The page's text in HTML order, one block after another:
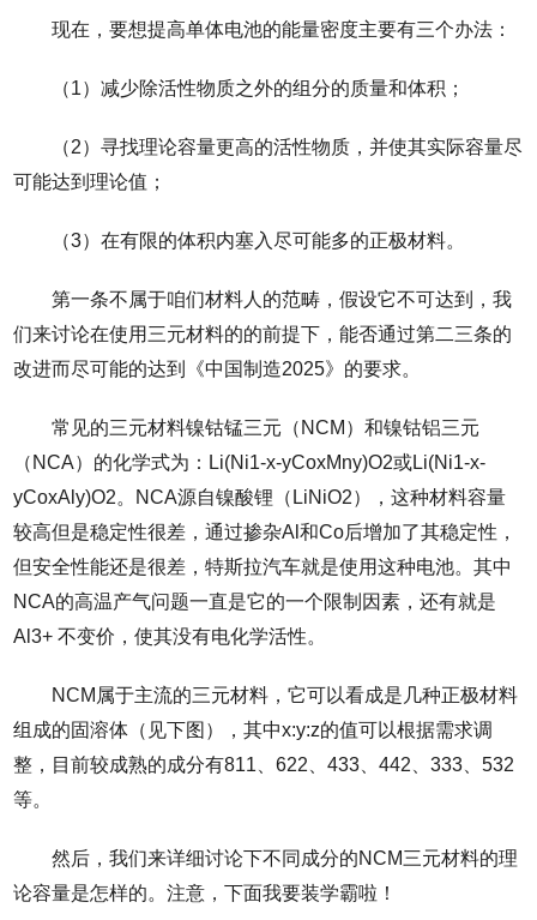
现在，要想提高单体电池的能量密度主要有三个办法：
（1）减少除活性物质之外的组分的质量和体积；
（2）寻找理论容量更高的活性物质，并使其实际容量尽
可能达到理论值；
（3）在有限的体积内塞入尽可能多的正极材料。
第一条不属于咱们材料人的范畴，假设它不可达到，我
们来讨论在使用三元材料的的前提下，能否通过第二三条的
改进而尽可能的达到《中国制造2025》的要求。
常见的三元材料镍钴锰三元（NCM）和镍钴铝三元
（NCA）的化学式为：Li(Ni1-x-yCoxMny)O2或Li(Ni1-x-
yCoxAly)O2。NCA源自镍酸锂（LiNiO2），这种材料容量
较高但是稳定性很差，通过掺杂Al和Co后增加了其稳定性，
但安全性能还是很差，特斯拉汽车就是使用这种电池。其中
NCA的高温产气问题一直是它的一个限制因素，还有就是
Al3+ 不变价，使其没有电化学活性。
NCM属于主流的三元材料，它可以看成是几种正极材料
组成的固溶体（见下图），其中x:y:z的值可以根据需求调
整，目前较成熟的成分有811、622、433、442、333、532
等。
然后，我们来详细讨论下不同成分的NCM三元材料的理
论容量是怎样的。注意，下面我要装学霸啦！